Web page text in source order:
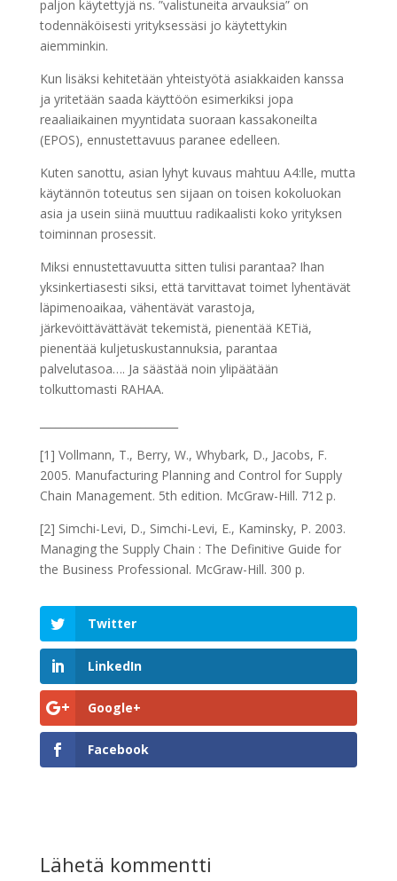
paljon käytettyjä ns. ”valistuneita arvauksia” on
todennäköisesti yrityksessäsi jo käytettykin
aiemminkin.
Kun lisäksi kehitetään yhteistyötä asiakkaiden kanssa
ja yritetään saada käyttöön esimerkiksi jopa
reaaliaikainen myyntidata suoraan kassakoneilta
(EPOS), ennustettavuus paranee edelleen.
Kuten sanottu, asian lyhyt kuvaus mahtuu A4:lle, mutta
käytännön toteutus sen sijaan on toisen kokoluokan
asia ja usein siinä muuttuu radikaalisti koko yrityksen
toiminnan prosessit.
Miksi ennustettavuutta sitten tulisi parantaa? Ihan
yksinkertiasesti siksi, että tarvittavat toimet lyhentävät
läpimenoaikaa, vähentävät varastoja,
järkevöittävättävät tekemistä, pienentää KETiä,
pienentää kuljetuskustannuksia, parantaa
palvelutasoa…. Ja säästää noin ylipäätään
tolkuttomasti RAHAA.
[1] Vollmann, T., Berry, W., Whybark, D., Jacobs, F.
2005. Manufacturing Planning and Control for Supply
Chain Management. 5th edition. McGraw-Hill. 712 p.
[2] Simchi-Levi, D., Simchi-Levi, E., Kaminsky, P. 2003.
Managing the Supply Chain : The Definitive Guide for
the Business Professional. McGraw-Hill. 300 p.
Twitter
LinkedIn
Google+
Facebook
Lähetä kommentti